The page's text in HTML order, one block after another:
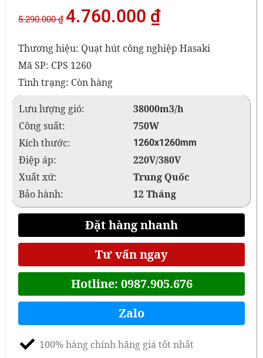
5.290.000₫ 4.760.000 ₫
Thương hiệu: Quạt hút công nghiệp Hasaki
Mã SP: CPS 1260
Tình trạng: Còn hàng
Lưu lượng gió:
38000m3/h
Công suất:
750W
Kích thước:
1260x1260mm
Điệp áp:
220V/380V
Xuất xứ:
Trung Quốc
Bảo hành:
12 Tháng
Đặt hàng nhanh
Tư vấn ngay
Hotline: 0987.905.676
Zalo
100% hàng chính hãng giá tốt nhất